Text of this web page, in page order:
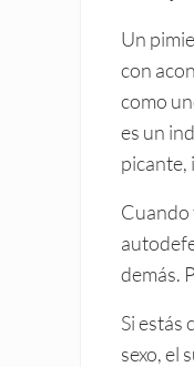
Un
con
como
es un
picante,
Cuando
demás.
Si estás
sexo, el